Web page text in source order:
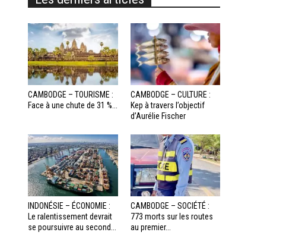
CAMBODGE – TOURISME :
Face à une chute de 31 %...
CAMBODGE – CULTURE :
Kep à travers l’objectif
d’Aurélie Fischer
INDONÉSIE – ÉCONOMIE :
Le ralentissement devrait
se poursuivre au second...
CAMBODGE – SOCIÉTÉ :
773 morts sur les routes
au premier...